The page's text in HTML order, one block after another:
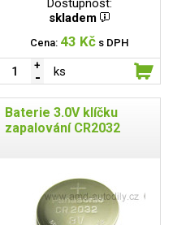
Dostupnost:
skladem
Cena: 43 Kč s DPH
ks
Baterie 3.0V klíčku
zapalování CR2032